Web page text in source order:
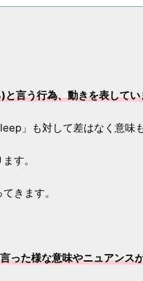
言う行為、動きを表してい
」も対して差はなく意味
す。
きます。
った様な意味やニュアンス